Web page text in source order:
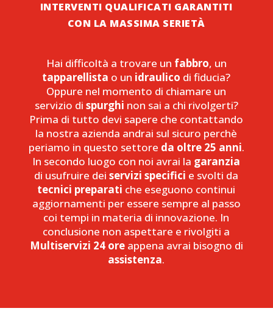
INTERVENTI QUALIFICATI GARANTITI
CON LA MASSIMA SERIETÀ
Hai difficoltà a trovare un fabbro, un
tapparellista o un idraulico di fiducia?
Oppure nel momento di chiamare un
servizio di spurghi non sai a chi rivolgerti?
Prima di tutto devi sapere che contattando
la nostra azienda andrai sul sicuro perchè
periamo in questo settore da oltre 25 anni.
In secondo luogo con noi avrai la garanzia
di usufruire deiservizi specifici e svolti da
tecnici preparati che eseguono continui
aggiornamenti per essere sempre al passo
coi tempi in materia di innovazione. In
conclusione non aspettare e rivolgiti a
Multiservizi 24 oreappena avrai bisogno di
assistenza.